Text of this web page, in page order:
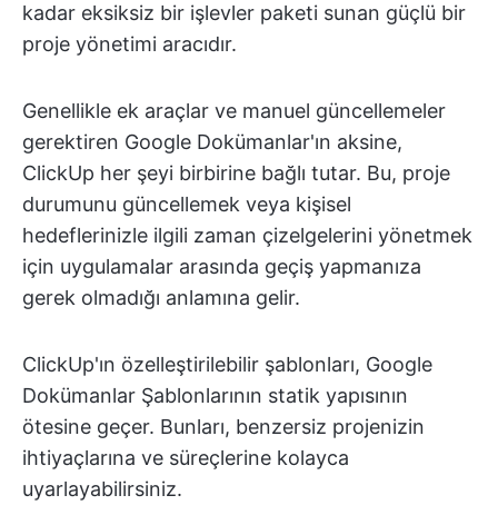
kadar eksiksiz bir işlevler paketi sunan güçlü bir
proje yönetimi aracıdır.
Genellikle ek araçlar ve manuel güncellemeler
gerektiren Google Dokümanlar'ın aksine,
ClickUp her şeyi birbirine bağlı tutar. Bu, proje
durumunu güncellemek veya kişisel
hedeflerinizle ilgili zaman çizelgelerini yönetmek
için uygulamalar arasında geçiş yapmanıza
gerek olmadığı anlamına gelir.
ClickUp'ın özelleştirilebilir şablonları, Google
Dokümanlar Şablonlarının statik yapısının
ötesine geçer. Bunları, benzersiz projenizin
ihtiyaçlarına ve süreçlerine kolayca
uyarlayabilirsiniz.